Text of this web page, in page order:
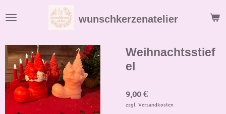
Hauptinhalt
wunschkerzenatelier
Weihnachtsstief
el
9,00 €
zzgl. Versandkosten